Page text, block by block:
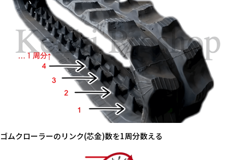
ゴムクローラーのリンク(芯金)数を1周分数える